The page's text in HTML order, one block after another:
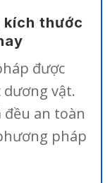
kích thước
được
vật.
an toàn
pháp